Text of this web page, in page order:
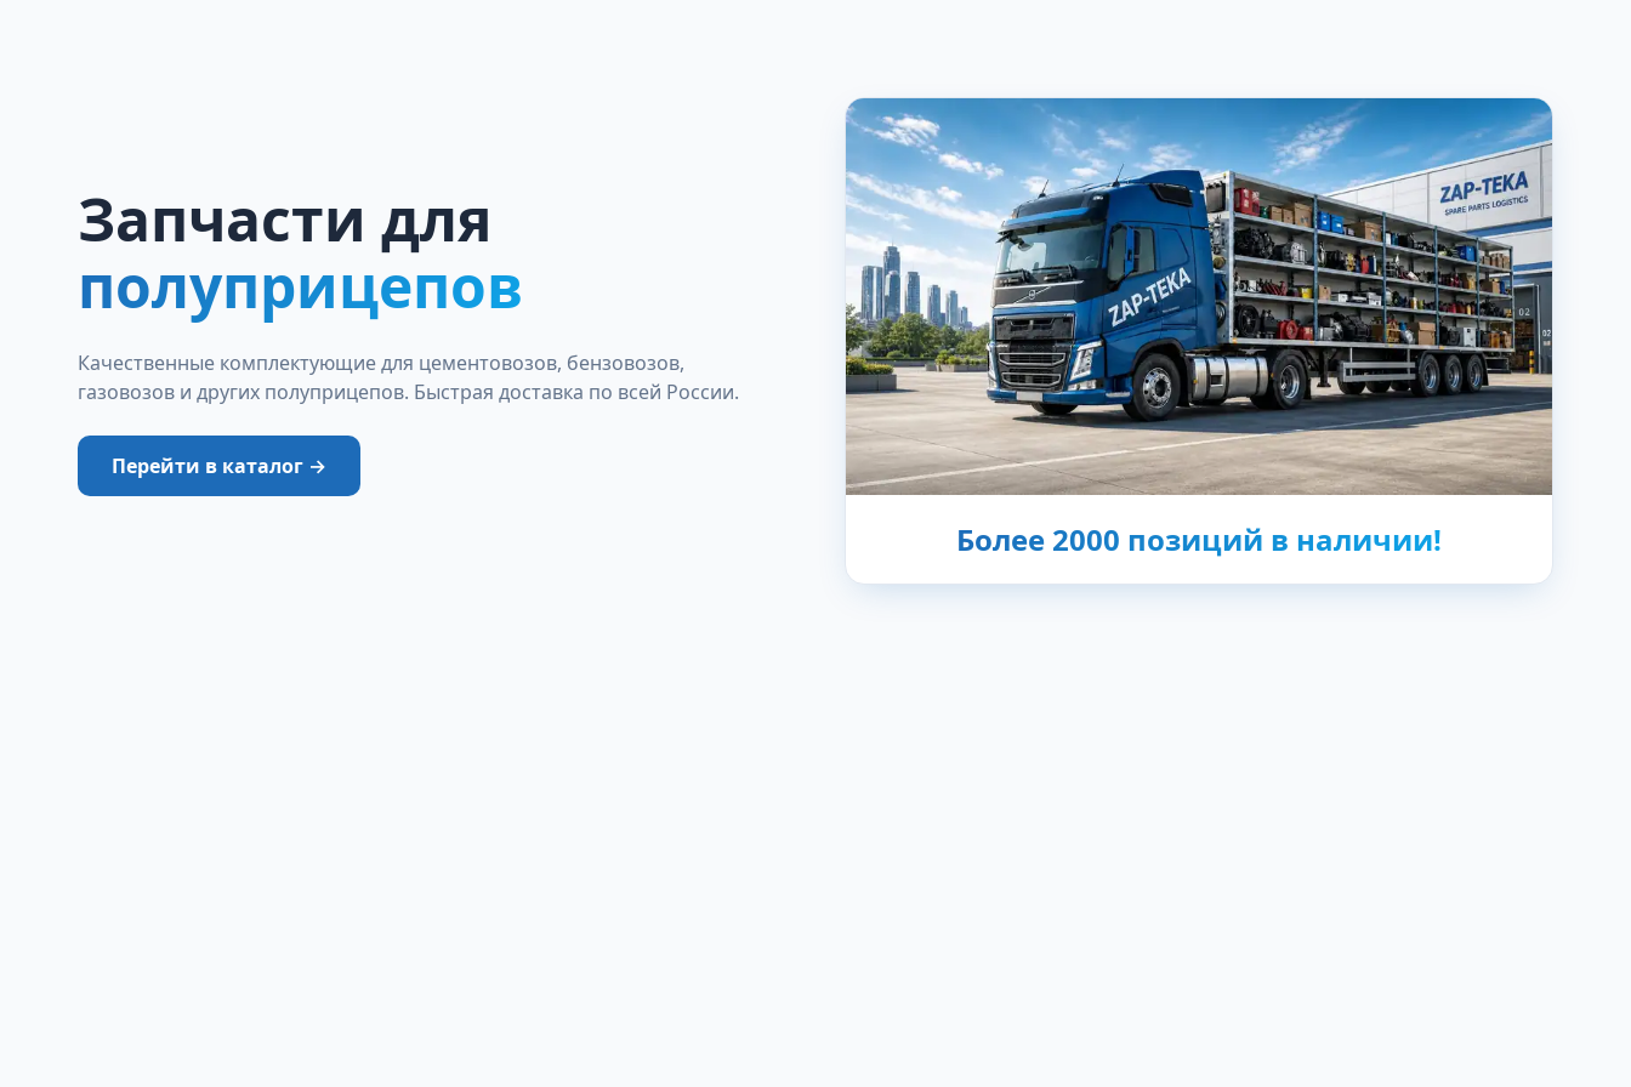
Запчасти для
полуприцепов
Качественные комплектующие для цементовозов, бензовозов,
газовозов и других полуприцепов. Быстрая доставка по всей России.
Перейти в каталог →
Более 2000 позиций в наличии!